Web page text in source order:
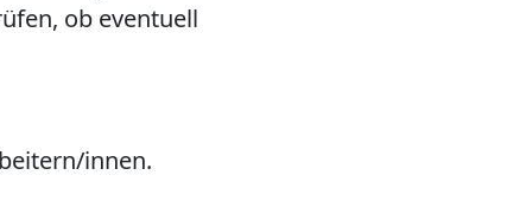
ob eventuell
innen.